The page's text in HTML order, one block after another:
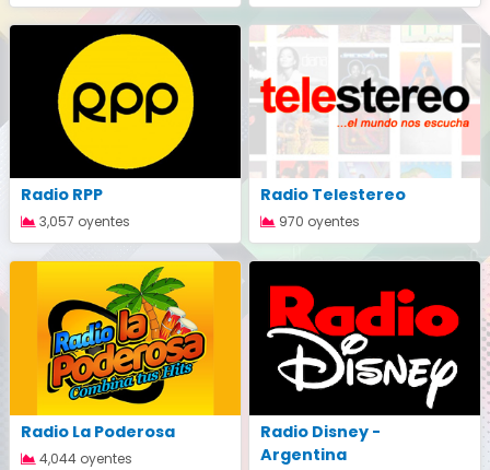
Radio RPP
3,057 oyentes
Radio Telestereo
970 oyentes
Radio La Poderosa
4,044 oyentes
Radio Disney -
Argentina